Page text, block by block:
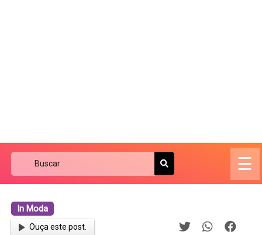
☰
In Moda
Ouça este post.